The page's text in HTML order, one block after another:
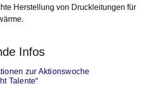
Herstellung von Druckleitungen für
Infos
zur Aktionswoche
Talente“